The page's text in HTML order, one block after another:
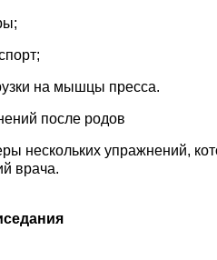
на мышцы пресса.
после родов
нескольких упражнений,
врача.